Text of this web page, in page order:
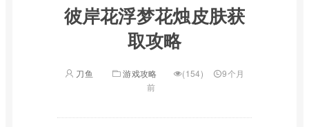
彼岸花浮梦花烛皮肤获
取攻略
刀鱼 游戏攻略 (154)
9个月
前